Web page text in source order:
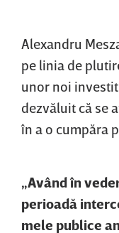
Alexandru
pe linia de
unor noi
dezvăluit că se
în a o cumpăra
„Având în
perioadă
mele publice